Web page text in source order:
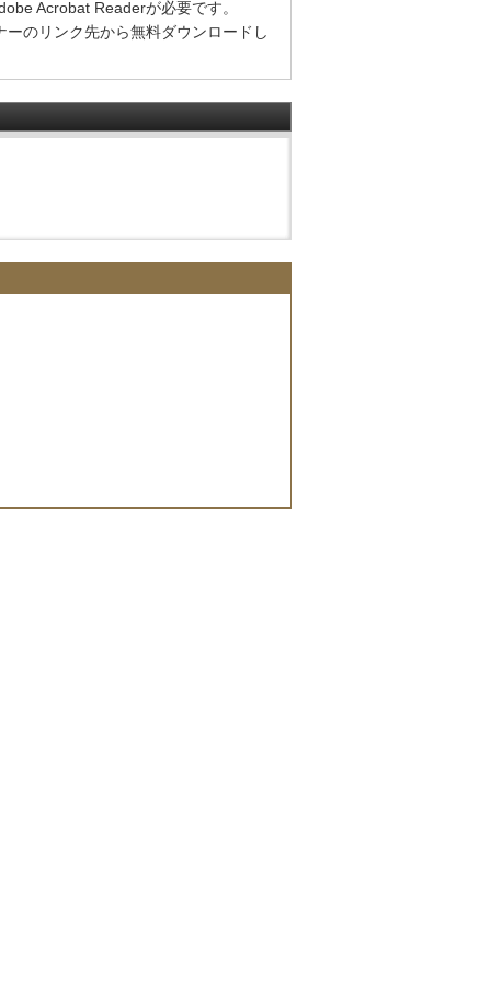
Acrobat Readerが必要です。
のリンク先から無料ダウンロードし